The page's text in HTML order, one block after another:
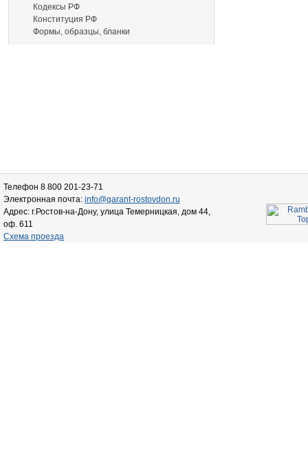
Кодексы РФ
Конституция РФ
Формы, образцы, бланки
Телефон 8 800 201-23-71
Электронная почта: info@garant-rostovdon.ru
Адрес: г.Ростов-на-Дону, улица Темерницкая, дом 44,
оф. 611
Схема проезда